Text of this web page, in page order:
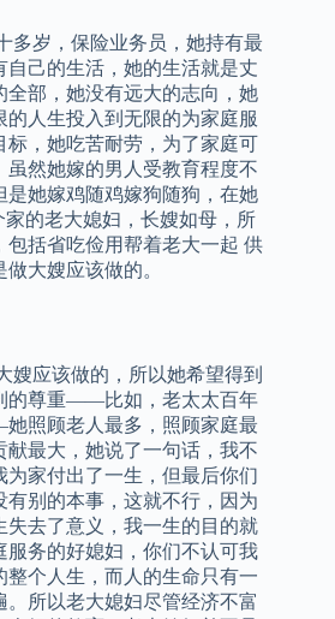
多岁，保险业务员，她持有最
己的生活，她的生活就是丈
全部，她没有远大的志向，她
人生投入到无限的为家庭服
标，她吃苦耐劳，为了家庭可
虽然她嫁的男人受教育程度不
是她嫁鸡随鸡嫁狗随狗，在她
家的老大媳妇，长嫂如母，所
包括省吃俭用帮着老大一起 供
大嫂应该做的。
嫂应该做的，所以她希望得到
的尊重——比如，老太太百年
照顾老人最多，照顾家庭最
献最大，她说了一句话，我不
为家付出了一生，但最后你们
别的本事，这就不行，因为
失去了意义，我一生的目的就
服务的好媳妇，你们不认可我
个人生，而人的生命只有一
所以老大媳妇尽管经济不富